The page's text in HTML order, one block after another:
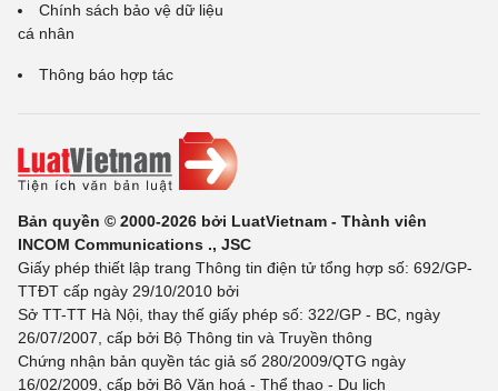
Chính sách bảo vệ dữ liệu
cá nhân
Thông báo hợp tác
Bản quyền © 2000-2026 bởi LuatVietnam - Thành viên
INCOM Communications ., JSC
Giấy phép thiết lập trang Thông tin điện tử tổng hợp số: 692/GP-
TTĐT cấp ngày 29/10/2010 bởi
Sở TT-TT Hà Nội, thay thế giấy phép số: 322/GP - BC, ngày
26/07/2007, cấp bởi Bộ Thông tin và Truyền thông
Chứng nhận bản quyền tác giả số 280/2009/QTG ngày
16/02/2009, cấp bởi Bộ Văn hoá - Thể thao - Du lịch